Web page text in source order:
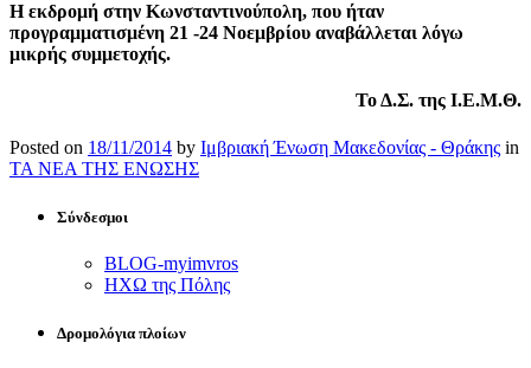
Η εκδρομή στην Κωνσταντινούπολη, που ήταν
προγραμματισμένη 21 -24 Νοεμβρίου αναβάλλεται λόγω
μικρής συμμετοχής.
Το Δ.Σ. της Ι.Ε.Μ.Θ.
Posted on 18/11/2014 by Ιμβριακή Ένωση Μακεδονίας - Θράκης in
ΤΑ ΝΕΑ ΤΗΣ ΕΝΩΣΗΣ
Σύνδεσμοι
BLOG-myimvros
ΗΧΩ της Πόλης
Δρομολόγια πλοίων